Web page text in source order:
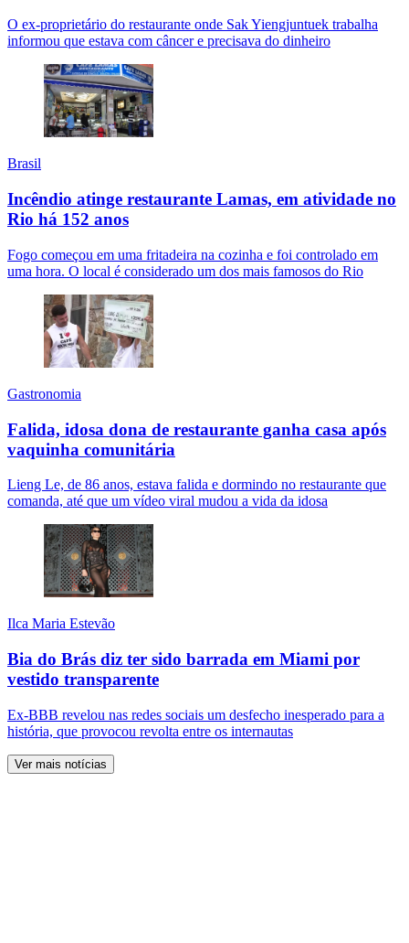
O ex-proprietário do restaurante onde Sak Yiengjuntuek trabalha
informou que estava com câncer e precisava do dinheiro
Brasil
Incêndio atinge restaurante Lamas, em atividade no
Rio há 152 anos
Fogo começou em uma fritadeira na cozinha e foi controlado em
uma hora. O local é considerado um dos mais famosos do Rio
Gastronomia
Falida, idosa dona de restaurante ganha casa após
vaquinha comunitária
Lieng Le, de 86 anos, estava falida e dormindo no restaurante que
comanda, até que um vídeo viral mudou a vida da idosa
Ilca Maria Estevão
Bia do Brás diz ter sido barrada em Miami por
vestido transparente
Ex-BBB revelou nas redes sociais um desfecho inesperado para a
história, que provocou revolta entre os internautas
Ver mais notícias